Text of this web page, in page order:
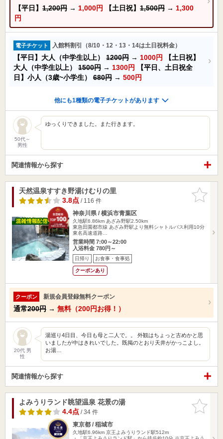
【平日】 1,200円 → 1,000円 【土日祝】 1,500円 → 1,300
円
電子チケット 入館料割引（8/10・12・13・14は土日祝料金）
【平日】大人（中学生以上） 1200円 → 1000円
【土日祝】
大人（中学生以上） 1500円 → 1300円
【平日、土日祝全
日】小人（3歳~小学生） 680円 → 500円
他にも1種類の電子チケットがあります
50代～
男性
ゆっくりできました。また行きます。
関連情報から探す
お気に入
りに追加
天然温泉すすき野湯けむりの里
3.8点/ 116 件
神奈川県 / 横浜市青葉区
久地駅6.86km あざみ野駅2.50km
東急田園都市線 あざみ野駅より無料シャトルバス利用10分
東名高速道路…
営業時間 7:00～22:00
入浴料金 780円～
日帰り お食事・食事処
クーポンあり
クーポン 新規会員登録無料クーポン
通常200円 → 無料（200円お得！）
20代 男
性
湯巡り4日目、今日も母と二人で。。 外観はちょっと古めかと思
いましたが中はきれいでした。既掲のとおり天井がかっこよし。
お湯…
関連情報から探す
お気に入
りに追加
よみうりランド眺望温泉 花景の湯
4.4点/ 34 件
東京都 / 稲城市
久地駅6.96km 京王よみうりランド駅512m